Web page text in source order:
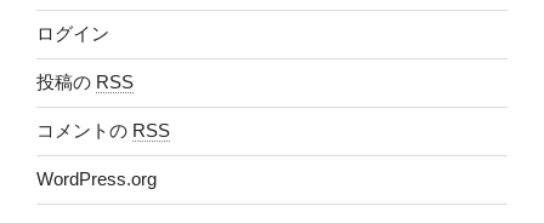
ログイン
投稿の RSS
コメントの RSS
WordPress.org